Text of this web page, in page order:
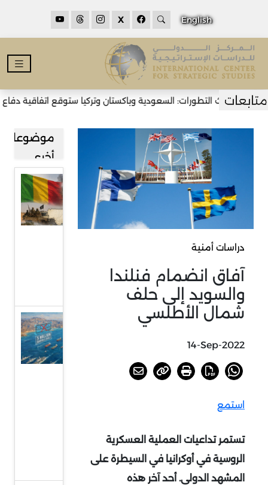
English
X
التطورات: السعودية وباكستان وتركيا ستوقع اتفاقية دفاع
دراسات أمنية
آفاق انضمام فنلندا
والسويد إلى حلف
شمال الأطلسي
14-Sep-2022
استمع
تستمر تداعيات العملية العسكرية
الروسية في أوكرانيا في السيطرة على
المشهد الدولي. أحد آخر هذه
موضوعات
أخرى
المشهد
الأمني
في مالي:
وصعود
مضيق
هرمز